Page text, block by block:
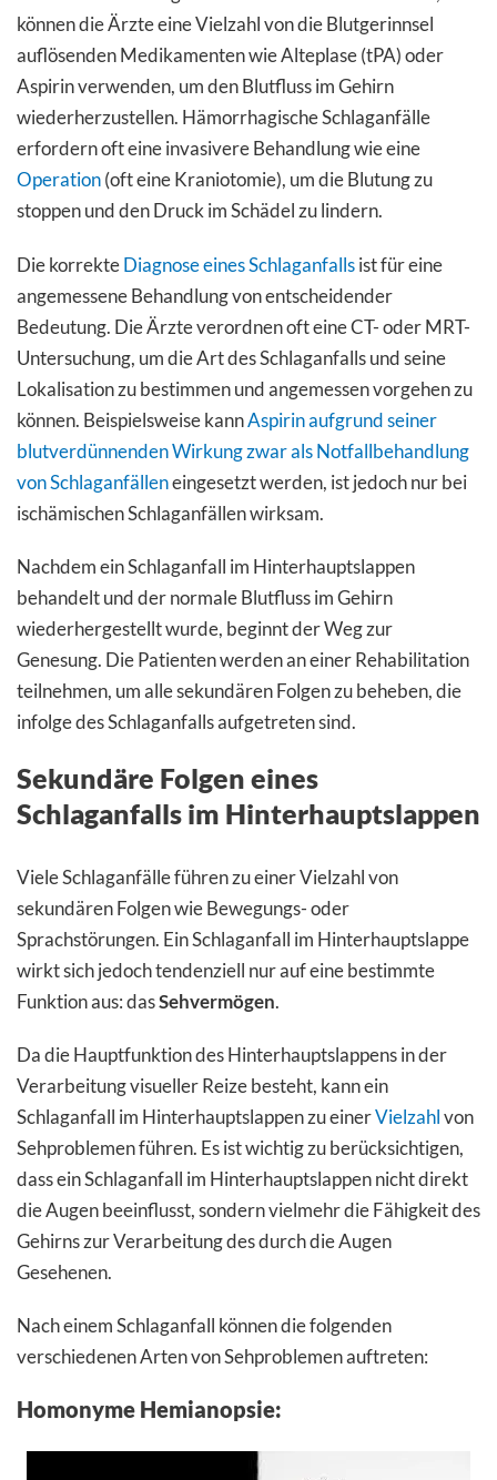
können die Ärzte eine Vielzahl von die Blutgerinnsel
auflösenden Medikamenten wie Alteplase (tPA) oder
Aspirin verwenden, um den Blutfluss im Gehirn
wiederherzustellen. Hämorrhagische Schlaganfälle
erfordern oft eine invasivere Behandlung wie eine
Operation(oft eine Kraniotomie), um die Blutung zu
stoppen und den Druck im Schädel zu lindern.
Die korrekteDiagnose eines Schlaganfallsist für eine
angemessene Behandlung von entscheidender
Bedeutung. Die Ärzte verordnen oft eine CT- oder MRT-
Untersuchung, um die Art des Schlaganfalls und seine
Lokalisation zu bestimmen und angemessen vorgehen zu
können. Beispielsweise kannAspirin aufgrund seiner
blutverdünnenden Wirkung zwar als Notfallbehandlung
von Schlaganfälleneingesetzt werden, ist jedoch nur bei
ischämischen Schlaganfällen wirksam.
Nachdem ein Schlaganfall im Hinterhauptslappen
behandelt und der normale Blutfluss im Gehirn
wiederhergestellt wurde, beginnt der Weg zur
Genesung. Die Patienten werden an einer Rehabilitation
teilnehmen, um alle sekundären Folgen zu beheben, die
infolge des Schlaganfalls aufgetreten sind.
Sekundäre Folgen eines
Schlaganfalls im Hinterhauptslappen
Viele Schlaganfälle führen zu einer Vielzahl von
sekundären Folgen wie Bewegungs- oder
Sprachstörungen. Ein Schlaganfall im Hinterhauptslappe
wirkt sich jedoch tendenziell nur auf eine bestimmte
Funktion aus: dasSehvermögen.
Da die Hauptfunktion des Hinterhauptslappens in der
Verarbeitung visueller Reize besteht, kann ein
Schlaganfall im Hinterhauptslappen zu einerVielzahlvon
Sehproblemen führen. Es ist wichtig zu berücksichtigen,
dass ein Schlaganfall im Hinterhauptslappen nicht direkt
die Augen beeinflusst, sondern vielmehr die Fähigkeit des
Gehirns zur Verarbeitung des durch die Augen
Gesehenen.
Nach einem Schlaganfall können die folgenden
verschiedenen Arten von Sehproblemen auftreten:
Homonyme Hemianopsie: